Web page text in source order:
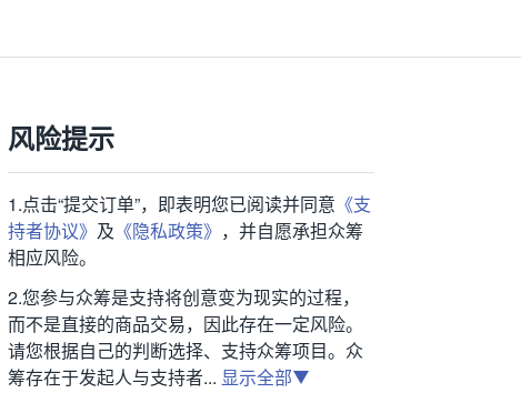
风险提示
1.点击“提交订单”，即表明您已阅读并同意 《支
持者协议》 及 《隐私政策》 ，并自愿承担众筹
相应风险。
2.您参与众筹是支持将创意变为现实的过程，
而不是直接的商品交易，因此存在一定风险。
请您根据自己的判断选择、支持众筹项目。众
筹存在于发起人与支持者... 显示全部